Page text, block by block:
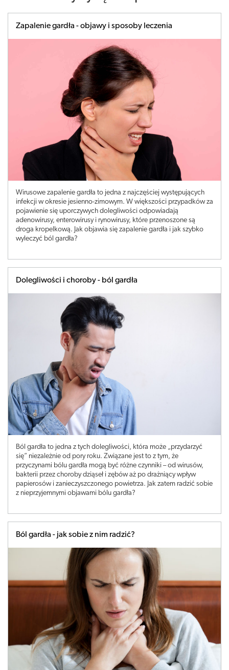
Zapalenie gardła - objawy i sposoby leczenia
Wirusowe zapalenie gardła to jedna z najczęściej występujących
infekcji w okresie jesienno-zimowym. W większości przypadków za
pojawienie się uporczywych dolegliwości odpowiadają
adenowirusy, enterowirusy i rynowirusy, które przenoszone są
droga kropelkową. Jak objawia się zapalenie gardła i jak szybko
wyleczyć ból gardła?
Dolegliwości i choroby - ból gardła
Ból gardła to jedna z tych dolegliwości, która może „przydarzyć
się” niezależnie od pory roku. Związane jest to z tym, że
przyczynami bólu gardła mogą być różne czynniki – od wirusów,
bakterii przez choroby dziąseł i zębów aż po drażniący wpływ
papierosów i zanieczyszczonego powietrza. Jak zatem radzić sobie
z nieprzyjemnymi objawami bólu gardła?
Ból gardła - jak sobie z nim radzić?